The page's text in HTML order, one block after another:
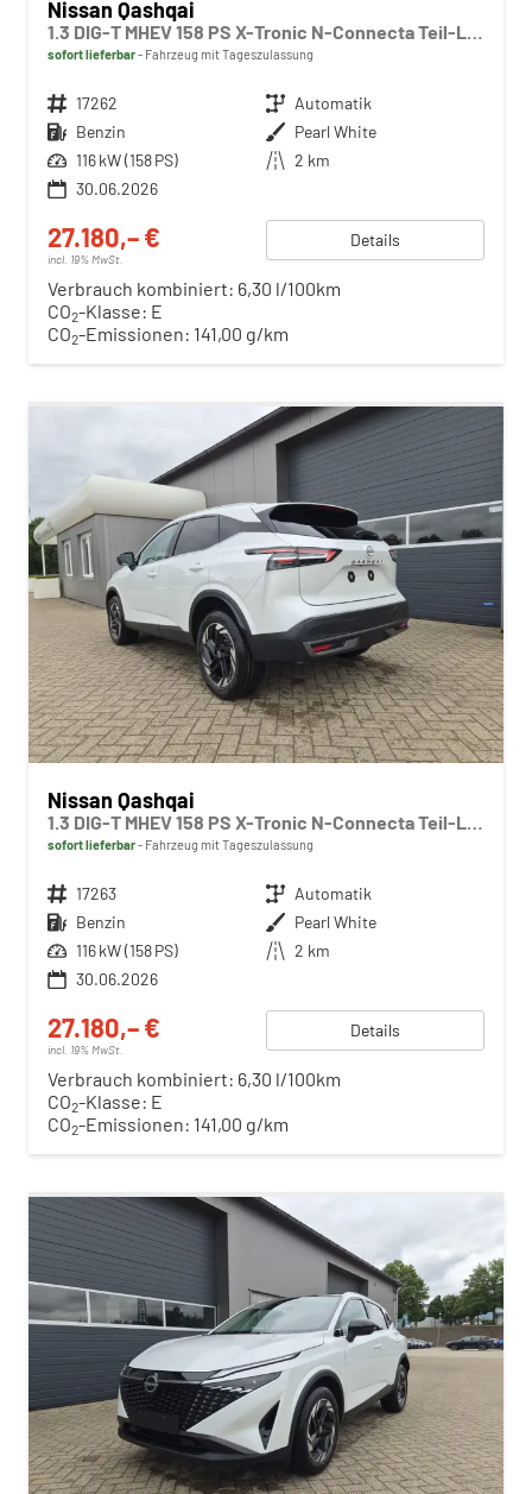
Nissan Qashqai
1.3 DIG-T MHEV 158 PS X-Tronic N-Connecta Teil-Leder PanoGlasdach Klimaautomatik Sitzheizung Lenkradheizung Navi ACC PDC v+h 360°Kamera DAB Bluetooth Touchscreen Apple CarPlay Android Auto 18"LM
sofort lieferbar Fahrzeug mit Tageszulassung
Fahrzeugnr. 17262 Getriebe Automatik
Kraftstoff Benzin Außenfarbe Pearl White
Leistung 116 kW (158 PS) Kilometerstand 2 km
30.06.2026
27.180,– €
incl. 19% MwSt.
Details
Verbrauch kombiniert: 6,30 l/100km
CO2-Klasse: E
CO2-Emissionen: 141,00 g/km
Nissan Qashqai
1.3 DIG-T MHEV 158 PS X-Tronic N-Connecta Teil-Leder PanoGlasdach Klimaautomatik Sitzheizung Lenkradheizung Navi ACC PDC v+h 360°Kamera DAB Bluetooth Touchscreen Apple CarPlay Android Auto 18"LM
sofort lieferbar Fahrzeug mit Tageszulassung
Fahrzeugnr. 17263 Getriebe Automatik
Kraftstoff Benzin Außenfarbe Pearl White
Leistung 116 kW (158 PS) Kilometerstand 2 km
30.06.2026
27.180,– €
incl. 19% MwSt.
Details
Verbrauch kombiniert: 6,30 l/100km
CO2-Klasse: E
CO2-Emissionen: 141,00 g/km